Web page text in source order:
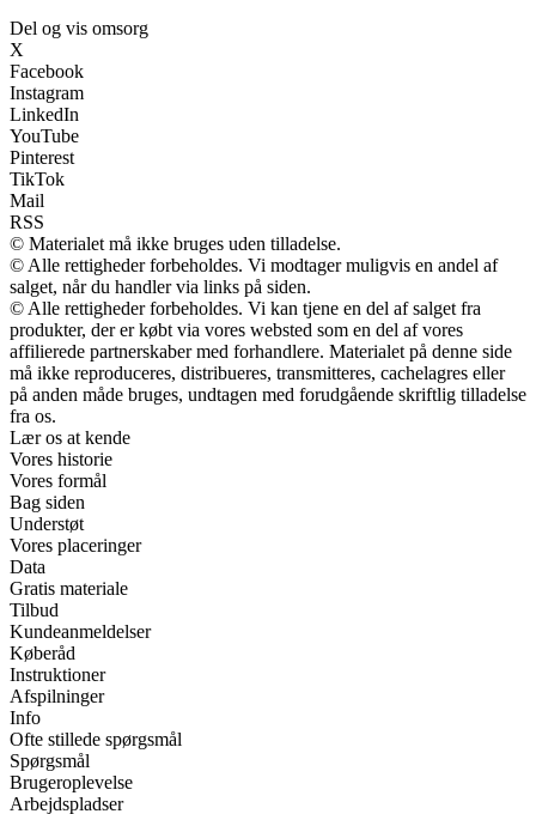
Del og vis omsorg
X
Facebook
Instagram
LinkedIn
YouTube
Pinterest
TikTok
Mail
RSS
© Materialet må ikke bruges uden tilladelse.
© Alle rettigheder forbeholdes. Vi modtager muligvis en andel af
salget, når du handler via links på siden.
© Alle rettigheder forbeholdes. Vi kan tjene en del af salget fra
produkter, der er købt via vores websted som en del af vores
affilierede partnerskaber med forhandlere. Materialet på denne side
må ikke reproduceres, distribueres, transmitteres, cachelagres eller
på anden måde bruges, undtagen med forudgående skriftlig tilladelse
fra os.
Lær os at kende
Vores historie
Vores formål
Bag siden
Understøt
Vores placeringer
Data
Gratis materiale
Tilbud
Kundeanmeldelser
Køberåd
Instruktioner
Afspilninger
Info
Ofte stillede spørgsmål
Spørgsmål
Brugeroplevelse
Arbejdspladser